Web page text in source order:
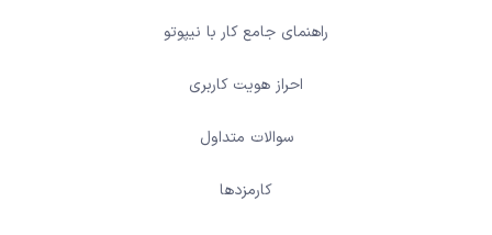
راهنمای جامع کار با نیپوتو
احراز هویت کاربری
سوالات متداول
کارمزدها